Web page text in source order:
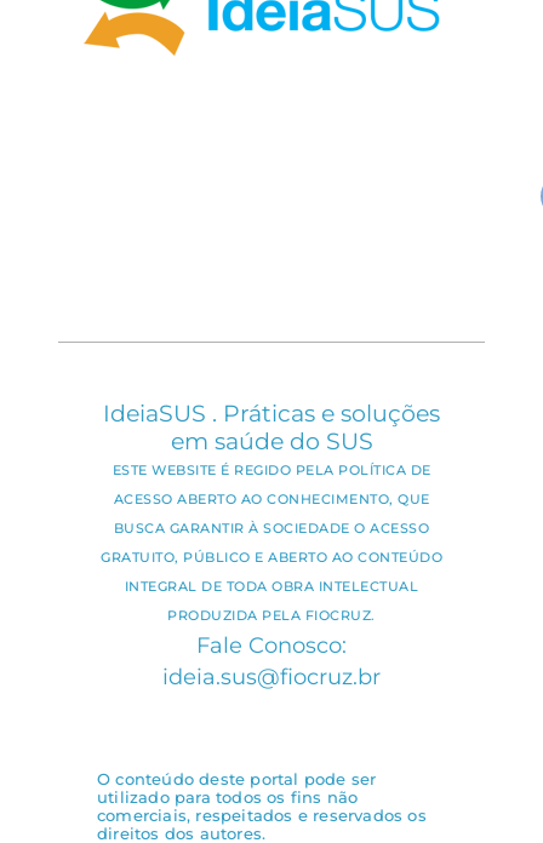
IdeiaSUS . Práticas e soluções
em saúde do SUS
ESTE WEBSITE É REGIDO PELA POLÍTICA DE
ACESSO ABERTO AO CONHECIMENTO, QUE
BUSCA GARANTIR À SOCIEDADE O ACESSO
GRATUITO, PÚBLICO E ABERTO AO CONTEÚDO
INTEGRAL DE TODA OBRA INTELECTUAL
PRODUZIDA PELA FIOCRUZ.
Fale Conosco:
ideia.sus@fiocruz.br
O conteúdo deste portal pode ser
utilizado para todos os fins não
comerciais, respeitados e reservados os
direitos dos autores.